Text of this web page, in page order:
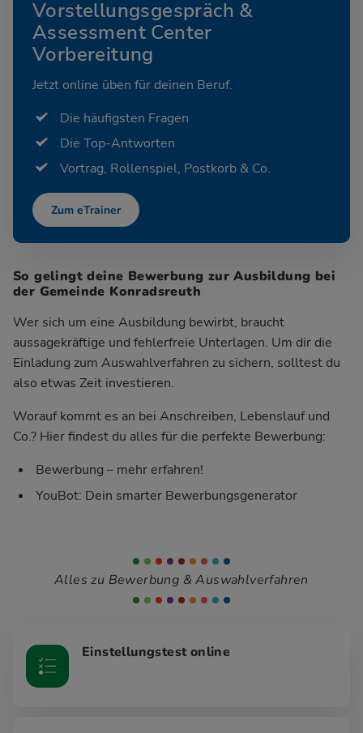
Vorstellungsgespräch &
Assessment Center
Vorbereitung
Jetzt online üben für deinen Beruf.
Die häufigsten Fragen
Die Top-Antworten
Vortrag, Rollenspiel, Postkorb & Co.
Zum eTrainer
So gelingt deine Bewerbung zur Ausbildung bei
der Gemeinde Konradsreuth
Wer sich um eine Ausbildung bewirbt, braucht
aussagekräftige und fehlerfreie Unterlagen. Um dir die
Einladung zum Auswahlverfahren zu sichern, solltest du
also etwas Zeit investieren.
Worauf kommt es an bei Anschreiben, Lebenslauf und
Co.? Hier findest du alles für die perfekte Bewerbung:
Bewerbung – mehr erfahren!
YouBot: Dein smarter Bewerbungsgenerator
Alles zu Bewerbung & Auswahlverfahren
Einstellungstest online